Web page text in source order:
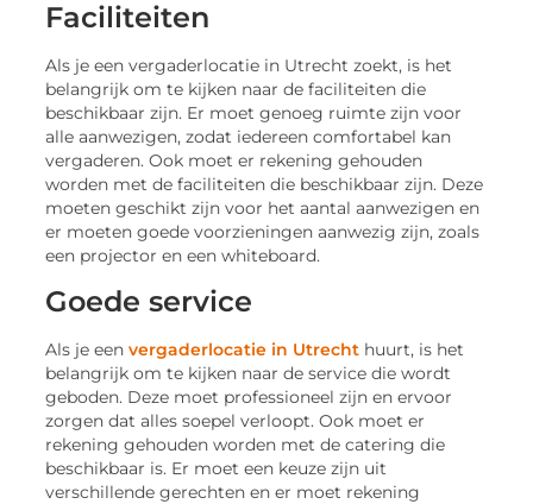
Faciliteiten
Als je een vergaderlocatie in Utrecht zoekt, is het
belangrijk om te kijken naar de faciliteiten die
beschikbaar zijn. Er moet genoeg ruimte zijn voor
alle aanwezigen, zodat iedereen comfortabel kan
vergaderen. Ook moet er rekening gehouden
worden met de faciliteiten die beschikbaar zijn. Deze
moeten geschikt zijn voor het aantal aanwezigen en
er moeten goede voorzieningen aanwezig zijn, zoals
een projector en een whiteboard.
Goede service
Als je eenvergaderlocatie in Utrecht huurt, is het
belangrijk om te kijken naar de service die wordt
geboden. Deze moet professioneel zijn en ervoor
zorgen dat alles soepel verloopt. Ook moet er
rekening gehouden worden met de catering die
beschikbaar is. Er moet een keuze zijn uit
verschillende gerechten en er moet rekening